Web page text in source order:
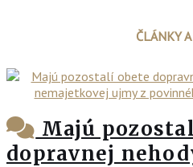
ČLÁNKY
Majú
dopravnej